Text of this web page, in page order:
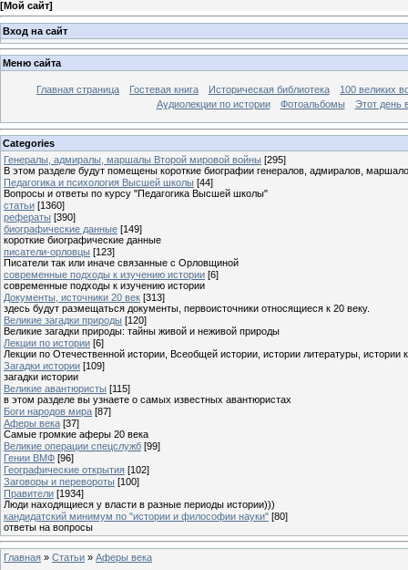
[Мой сайт]
Вход на сайт
Меню сайта
Главная страница Гостевая книга Историческая библиотека
100 великих
Аудиолекции по истории
Фотоальбомы Этот день
Categories
Генералы, адмиралы, маршалы Второй мировой войны [295]
В этом разделе будут помещены короткие биографии генералов, адмиралов,
Педагогика и психология Высшей школы [44]
Вопросы и ответы по курсу "Педагогика Высшей школы"
статьи [1360]
рефераты [390]
биографические данные [149]
короткие биографические данные
писатели-орловцы [123]
Писатели так или иначе связанные с Орловщиной
современные подходы к изучению истории [6]
современные подходы к изучению истории
Документы, источники 20 век [313]
здесь будут размещаться документы, первоисточники относящиеся к 20 веку.
Великие загадки природы [120]
Великие загадки природы: тайны живой и неживой природы
Лекции по истории [6]
Лекции по Отечественной истории, Всеобщей истории, истории литературы, истории
Загадки истории [109]
загадки истории
Великие авантюристы [115]
в этом разделе вы узнаете о самых известных авантюристах
Боги народов мира [87]
Аферы века [37]
Самые громкие аферы 20 века
Великие операции спецслужб [99]
Гении ВМФ [96]
Географические открытия [102]
Заговоры и перевороты [100]
Правители [1934]
Люди находящиеся у власти в разные периоды истории)))
кандидатский минимум по "истории и философии науки" [80]
ответы на вопросы
Главная » Статьи » Аферы века